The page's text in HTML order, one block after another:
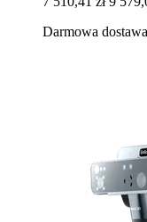
Darmowa